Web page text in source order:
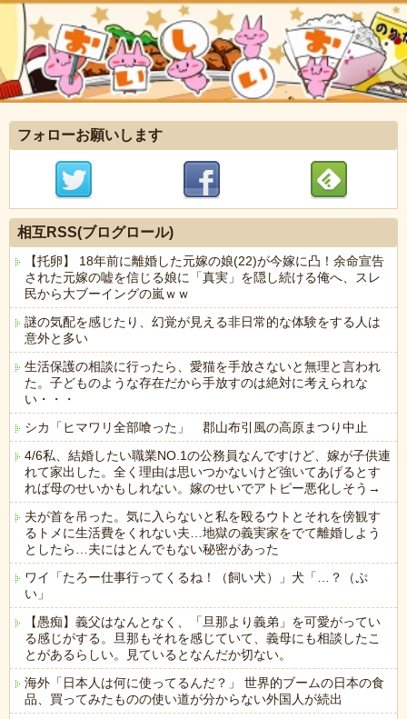
フォローお願いします
相互RSS(ブログロール)
【托卵】 18年前に離婚した元嫁の娘(22)が今嫁に凸！余命宣告
された元嫁の嘘を信じる娘に「真実」を隠し続ける俺へ、スレ
民から大ブーイングの嵐ｗｗ
謎の気配を感じたり、幻覚が見える非日常的な体験をする人は
意外と多い
生活保護の相談に行ったら、愛猫を手放さないと無理と言われ
た。子どものような存在だから手放すのは絶対に考えられな
い・・・
シカ「ヒマワリ全部喰った」 郡山布引風の高原まつり中止
4/6私、結婚したい職業NO.1の公務員なんですけど、嫁が子供連
れて家出した。全く理由は思いつかないけど強いてあげるとす
れば母のせいかもしれない。嫁のせいでアトピー悪化しそう→
夫が首を吊った。気に入らないと私を殴るウトとそれを傍観す
るトメに生活費をくれない夫…地獄の義実家をでて離婚しよう
としたら…夫にはとんでもない秘密があった
ワイ「たろー仕事行ってくるね！（飼い犬）」犬「…？（ぷ
い」
【愚痴】義父はなんとなく、「旦那より義弟」を可愛がってい
る感じがする。旦那もそれを感じていて、義母にも相談したこ
とがあるらしい。見ているとなんだか切ない。
海外「日本人は何に使ってるんだ？」 世界的ブームの日本の食
品、買ってみたものの使い道が分からない外国人が続出